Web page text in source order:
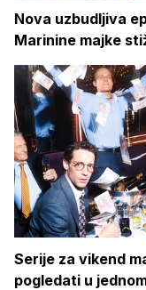
Nova uzbudljiva
Marinine majke
Serije za vikend
pogledati u